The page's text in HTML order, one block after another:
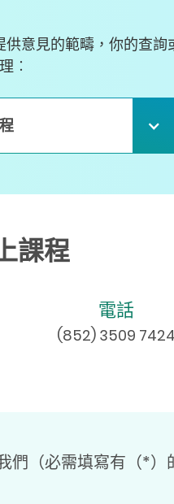
意見的範疇，你的查詢
︰
課程
電話
(852) 3509
們（必需填寫有（*）